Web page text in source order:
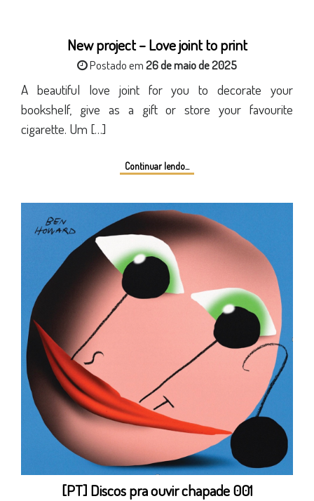
New project – Love joint to print
Postado em26 de maio de 2025
A beautiful love joint for you to decorate your
bookshelf, give as a gift or store your favourite
cigarette. Um […]
Continuar lendo...
[PT] Discos pra ouvir chapade 001